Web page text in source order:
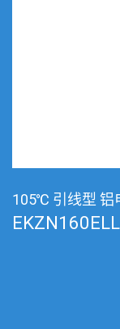
105℃ 引线型 铝